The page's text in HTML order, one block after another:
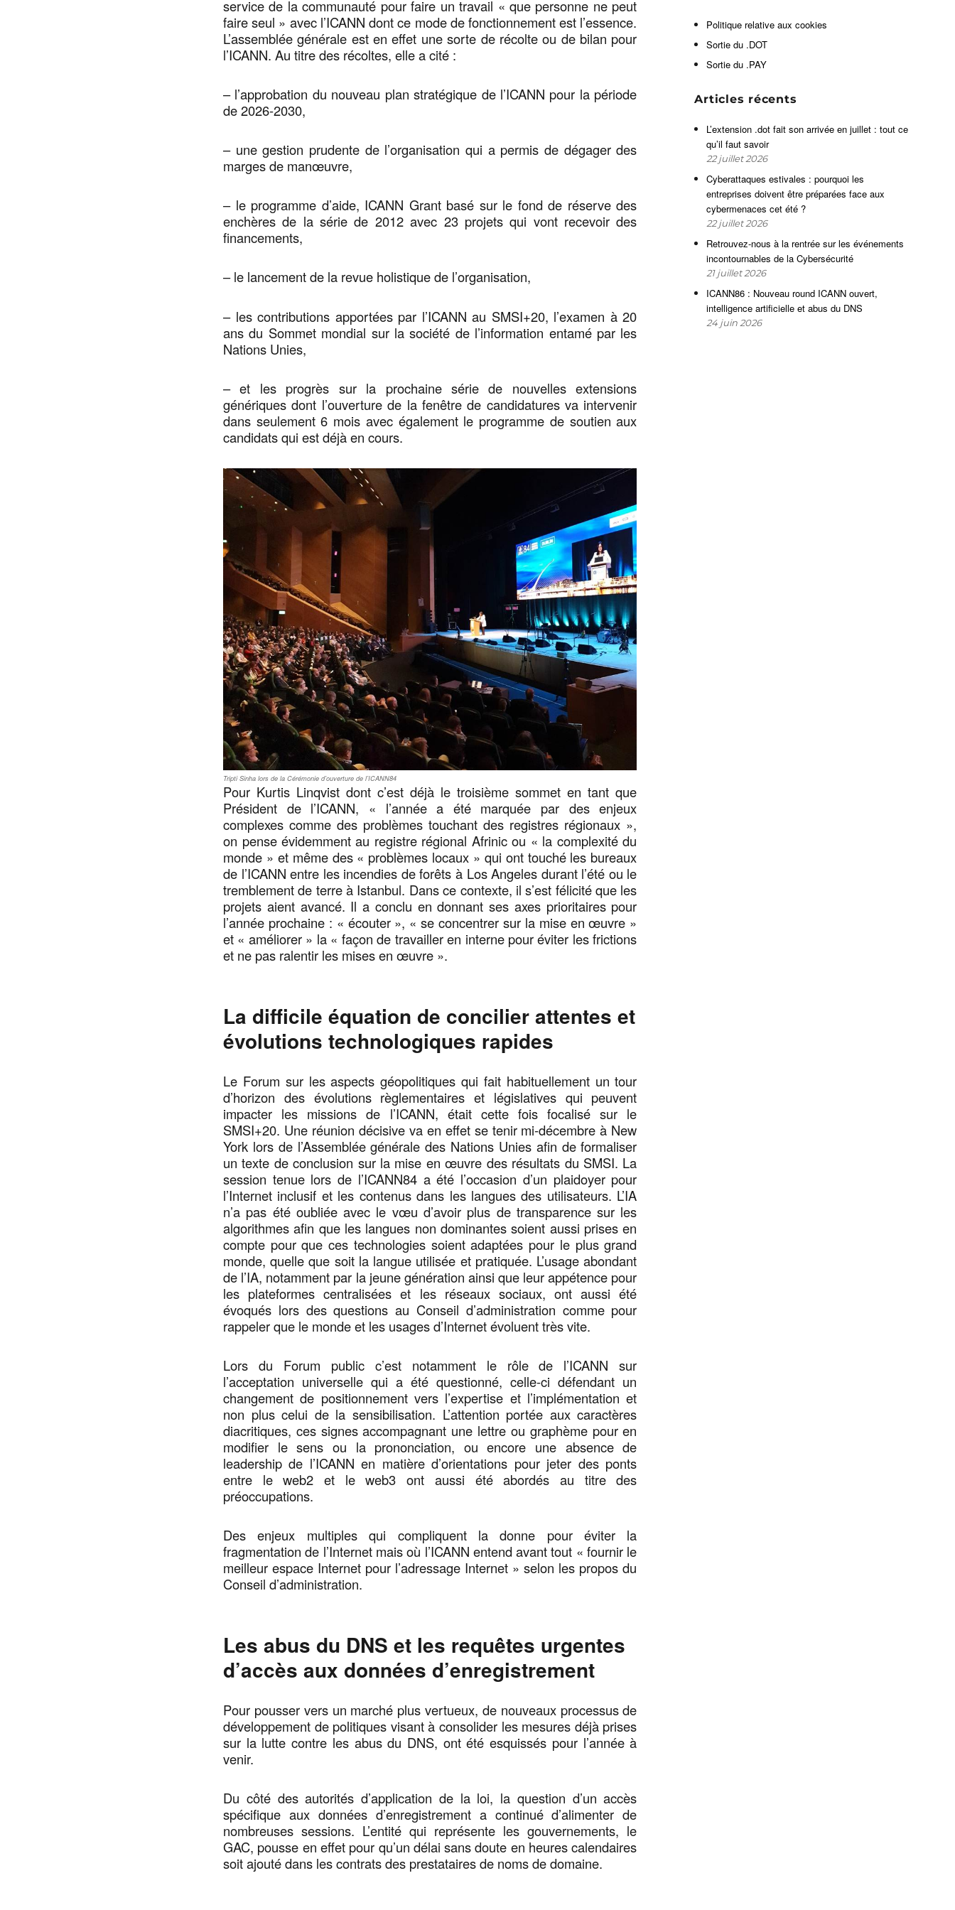
service de la communauté pour faire un travail « que personne ne peut
faire seul » avec l’ICANN dont ce mode de fonctionnement est l’essence.
L’assemblée générale est en effet une sorte de récolte ou de bilan pour
l’ICANN. Au titre des récoltes, elle a cité :
– l’approbation du nouveau plan stratégique de l’ICANN pour la période
de 2026-2030,
– une gestion prudente de l’organisation qui a permis de dégager des
marges de manœuvre,
– le programme d’aide, ICANN Grant basé sur le fond de réserve des
enchères de la série de 2012 avec 23 projets qui vont recevoir des
financements,
– le lancement de la revue holistique de l’organisation,
– les contributions apportées par l’ICANN au SMSI+20, l’examen à 20
ans du Sommet mondial sur la société de l’information entamé par les
Nations Unies,
– et les progrès sur la prochaine série de nouvelles extensions
génériques dont l’ouverture de la fenêtre de candidatures va intervenir
dans seulement 6 mois avec également le programme de soutien aux
candidats qui est déjà en cours.
Tripti Sinha lors de la Cérémonie d’ouverture de l’ICANN84
Pour Kurtis Linqvist dont c’est déjà le troisième sommet en tant que
Président de l’ICANN, « l’année a été marquée par des enjeux
complexes comme des problèmes touchant des registres régionaux »,
on pense évidemment au registre régional Afrinic ou « la complexité du
monde » et même des « problèmes locaux » qui ont touché les bureaux
de l’ICANN entre les incendies de forêts à Los Angeles durant l’été ou le
tremblement de terre à Istanbul. Dans ce contexte, il s’est félicité que les
projets aient avancé. Il a conclu en donnant ses axes prioritaires pour
l’année prochaine : « écouter », « se concentrer sur la mise en œuvre »
et « améliorer » la « façon de travailler en interne pour éviter les frictions
et ne pas ralentir les mises en œuvre ».
La difficile équation de concilier attentes et
évolutions technologiques rapides
Le Forum sur les aspects géopolitiques qui fait habituellement un tour
d’horizon des évolutions règlementaires et législatives qui peuvent
impacter les missions de l’ICANN, était cette fois focalisé sur le
SMSI+20. Une réunion décisive va en effet se tenir mi-décembre à New
York lors de l’Assemblée générale des Nations Unies afin de formaliser
un texte de conclusion sur la mise en œuvre des résultats du SMSI. La
session tenue lors de l’ICANN84 a été l’occasion d’un plaidoyer pour
l’Internet inclusif et les contenus dans les langues des utilisateurs. L’IA
n’a pas été oubliée avec le vœu d’avoir plus de transparence sur les
algorithmes afin que les langues non dominantes soient aussi prises en
compte pour que ces technologies soient adaptées pour le plus grand
monde, quelle que soit la langue utilisée et pratiquée. L’usage abondant
de l’IA, notamment par la jeune génération ainsi que leur appétence pour
les plateformes centralisées et les réseaux sociaux, ont aussi été
évoqués lors des questions au Conseil d’administration comme pour
rappeler que le monde et les usages d’Internet évoluent très vite.
Lors du Forum public c’est notamment le rôle de l’ICANN sur
l’acceptation universelle qui a été questionné, celle-ci défendant un
changement de positionnement vers l’expertise et l’implémentation et
non plus celui de la sensibilisation. L’attention portée aux caractères
diacritiques, ces signes accompagnant une lettre ou graphème pour en
modifier le sens ou la prononciation, ou encore une absence de
leadership de l’ICANN en matière d’orientations pour jeter des ponts
entre le web2 et le web3 ont aussi été abordés au titre des
préoccupations.
Des enjeux multiples qui compliquent la donne pour éviter la
fragmentation de l’Internet mais où l’ICANN entend avant tout « fournir le
meilleur espace Internet pour l’adressage Internet » selon les propos du
Conseil d’administration.
Les abus du DNS et les requêtes urgentes
d’accès aux données d’enregistrement
Pour pousser vers un marché plus vertueux, de nouveaux processus de
développement de politiques visant à consolider les mesures déjà prises
sur la lutte contre les abus du DNS, ont été esquissés pour l’année à
venir.
Du côté des autorités d’application de la loi, la question d’un accès
spécifique aux données d’enregistrement a continué d’alimenter de
nombreuses sessions. L’entité qui représente les gouvernements, le
GAC, pousse en effet pour qu’un délai sans doute en heures calendaires
soit ajouté dans les contrats des prestataires de noms de domaine.
Politique relative aux cookies
Sortie du .DOT
Sortie du .PAY
Articles récents
L’extension .dot fait son arrivée en juillet : tout ce
qu’il faut savoir
22 juillet 2026
Cyberattaques estivales : pourquoi les
entreprises doivent être préparées face aux
cybermenaces cet été ?
22 juillet 2026
Retrouvez-nous à la rentrée sur les événements
incontournables de la Cybersécurité
21 juillet 2026
ICANN86 : Nouveau round ICANN ouvert,
intelligence artificielle et abus du DNS
24 juin 2026